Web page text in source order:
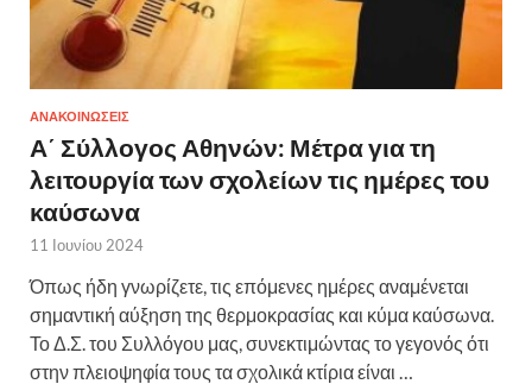
ΑΝΑΚΟΙΝΩΣΕΙΣ
Α΄ Σύλλογος Αθηνών: Μέτρα για τη
λειτουργία των σχολείων τις ημέρες του
καύσωνα
11 Ιουνίου 2024
Όπως ήδη γνωρίζετε, τις επόμενες ημέρες αναμένεται
σημαντική αύξηση της θερμοκρασίας και κύμα καύσωνα.
Το Δ.Σ. του Συλλόγου μας, συνεκτιμώντας το γεγονός ότι
στην πλειοψηφία τους τα σχολικά κτίρια είναι …